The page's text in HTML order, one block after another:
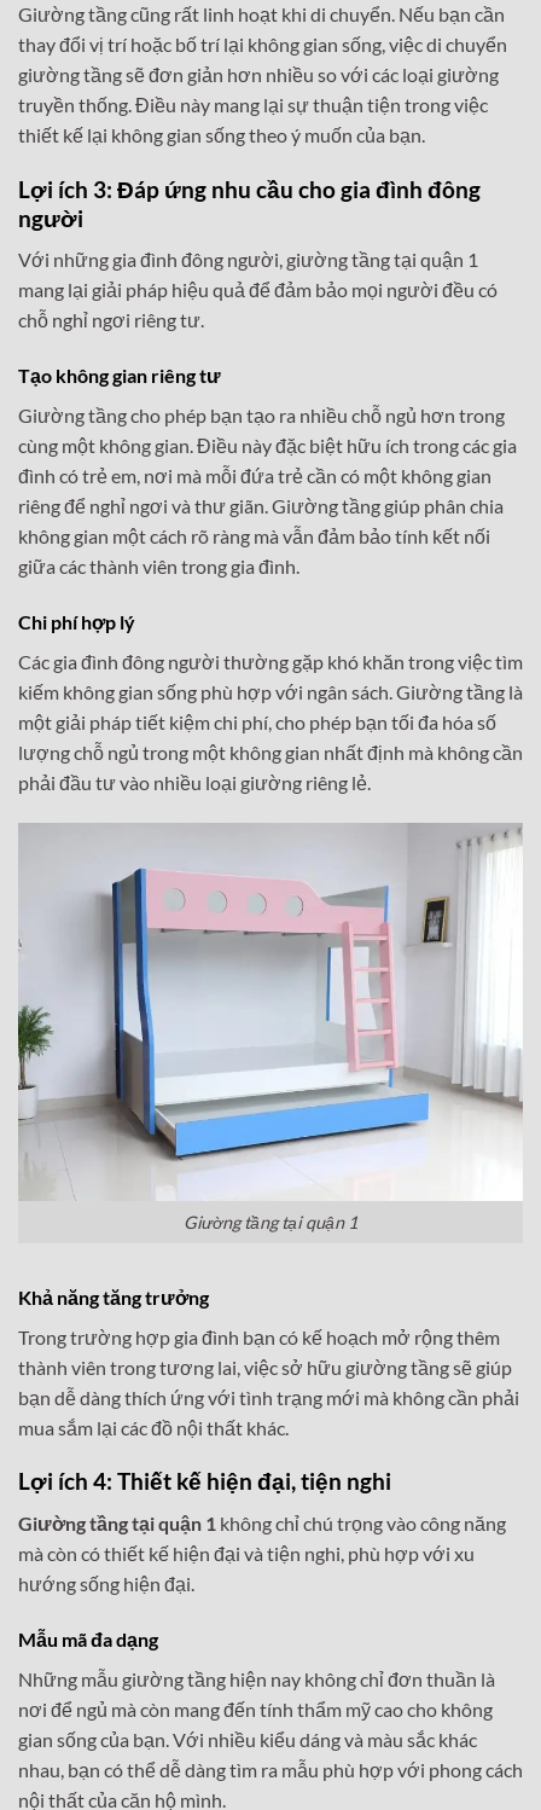
Giường tầng cũng rất linh hoạt khi di chuyển. Nếu bạn cần
thay đổi vị trí hoặc bố trí lại không gian sống, việc di chuyển
giường tầng sẽ đơn giản hơn nhiều so với các loại giường
truyền thống. Điều này mang lại sự thuận tiện trong việc
thiết kế lại không gian sống theo ý muốn của bạn.
Lợi ích 3: Đáp ứng nhu cầu cho gia đình đông
người
Với những gia đình đông người, giường tầng tại quận 1
mang lại giải pháp hiệu quả để đảm bảo mọi người đều có
chỗ nghỉ ngơi riêng tư.
Tạo không gian riêng tư
Giường tầng cho phép bạn tạo ra nhiều chỗ ngủ hơn trong
cùng một không gian. Điều này đặc biệt hữu ích trong các gia
đình có trẻ em, nơi mà mỗi đứa trẻ cần có một không gian
riêng để nghỉ ngơi và thư giãn. Giường tầng giúp phân chia
không gian một cách rõ ràng mà vẫn đảm bảo tính kết nối
giữa các thành viên trong gia đình.
Chi phí hợp lý
Các gia đình đông người thường gặp khó khăn trong việc tìm
kiếm không gian sống phù hợp với ngân sách. Giường tầng là
một giải pháp tiết kiệm chi phí, cho phép bạn tối đa hóa số
lượng chỗ ngủ trong một không gian nhất định mà không cần
phải đầu tư vào nhiều loại giường riêng lẻ.
Giường tầng tại quận 1
Khả năng tăng trưởng
Trong trường hợp gia đình bạn có kế hoạch mở rộng thêm
thành viên trong tương lai, việc sở hữu giường tầng sẽ giúp
bạn dễ dàng thích ứng với tình trạng mới mà không cần phải
mua sắm lại các đồ nội thất khác.
Lợi ích 4: Thiết kế hiện đại, tiện nghi
Giường tầng tại quận 1 không chỉ chú trọng vào công năng
mà còn có thiết kế hiện đại và tiện nghi, phù hợp với xu
hướng sống hiện đại.
Mẫu mã đa dạng
Những mẫu giường tầng hiện nay không chỉ đơn thuần là
nơi để ngủ mà còn mang đến tính thẩm mỹ cao cho không
gian sống của bạn. Với nhiều kiểu dáng và màu sắc khác
nhau, bạn có thể dễ dàng tìm ra mẫu phù hợp với phong cách
nội thất của căn hộ mình.